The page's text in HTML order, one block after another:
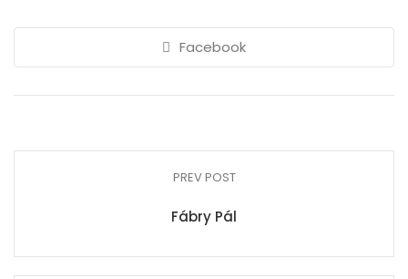
Facebook
PREV POST
Fábry Pál